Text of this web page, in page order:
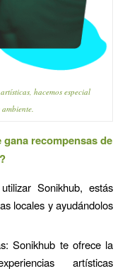
hacemos especial
recompensas de
Sonikhub, estás
locales y ayudándolos
Sonikhub te ofrece la
artísticas